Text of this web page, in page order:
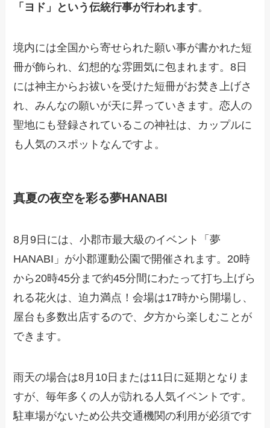
「ヨド」という伝統行事が行われます。
境内には全国から寄せられた願い事が書かれた短
冊が飾られ、幻想的な雰囲気に包まれます。8日
には神主からお祓いを受けた短冊がお焚き上げさ
れ、みんなの願いが天に昇っていきます。恋人の
聖地にも登録されているこの神社は、カップルに
も人気のスポットなんですよ。
真夏の夜空を彩る夢HANABI
8月9日には、小郡市最大級のイベント「夢
HANABI」が小郡運動公園で開催されます。20時
から20時45分まで約45分間にわたって打ち上げら
れる花火は、迫力満点！会場は17時から開場し、
屋台も多数出店するので、夕方から楽しむことが
できます。
雨天の場合は8月10日または11日に延期となりま
すが、毎年多くの人が訪れる人気イベントです。
駐車場がないため公共交通機関の利用が必須です